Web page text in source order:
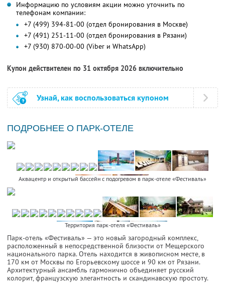
Информацию по условиям акции можно уточнить по
телефонам компании:
+7 (499) 394-81-00 (отдел бронирования в Москве)
+7 (491) 251-11-00 (отдел бронирования в Рязани)
+7 (930) 870-00-00 (Viber и WhatsApp)
Купон действителен по 31 октября 2026 включительно
Узнай, как воспользоваться купоном
ПОДРОБНЕЕ О ПАРК-ОТЕЛЕ
Аквацентр и открытый бассейн с подогревом в парк-отеле «Фестиваль»
Территория парк-отеля «Фестиваль»
Парк-отель «Фестиваль» — это новый загородный комплекс,
расположенный в непосредственной близости от Мещерского
национального парка. Отель находится в живописном месте, в
170 км от Москвы по Егорьевскому шоссе и 90 км от Рязани.
Архитектурный ансамбль гармонично объединяет русский
колорит, французскую элегантность и скандинавскую простоту.